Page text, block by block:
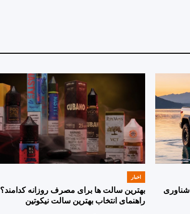
شناوری
POSTED
اخبار
بهترین سالت ها برای مصرف روزانه کدامند؟
راهنمای انتخاب بهترین سالت نیکوتین